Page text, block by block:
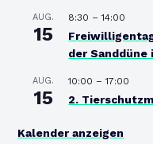
AUG.
15
8:30 –14:00
der
AUG.
15
10:00 –17:00
2.
Kalender anzeigen